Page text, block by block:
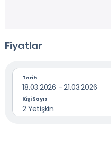
Fiyatlar
Tarih
18.03.2026 - 21.03.2026
Kişi Sayısı
2 Yetişkin